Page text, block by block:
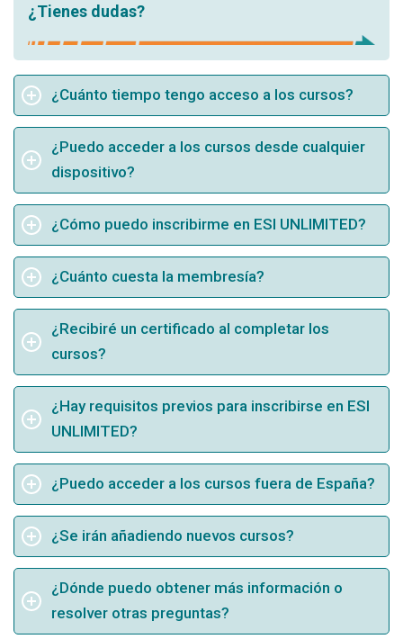
¿Tienes dudas?
¿Cuánto tiempo tengo acceso a los cursos?
¿Puedo acceder a los cursos desde cualquier
dispositivo?
¿Cómo puedo inscribirme en ESI UNLIMITED?
¿Cuánto cuesta la membresía?
¿Recibiré un certificado al completar los
cursos?
¿Hay requisitos previos para inscribirse en ESI
UNLIMITED?
¿Puedo acceder a los cursos fuera de España?
¿Se irán añadiendo nuevos cursos?
¿Dónde puedo obtener más información o
resolver otras preguntas?